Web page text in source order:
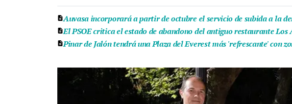
Auvasa incorporará a partir de octubre el servicio de subida a la
El PSOE critica el estado de abandono del antiguo restaurante
Pinar de Jalón tendrá una Plaza del Everest más 'refrescante' con